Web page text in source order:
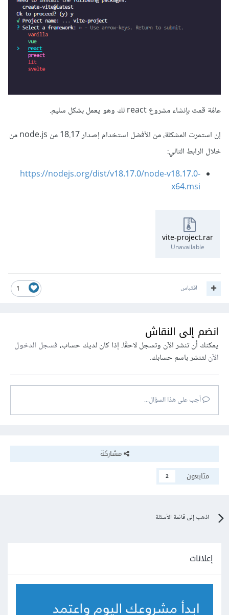
عامًة قمت بإنشاء مشروع react لك وهو يعمل بشكل سليم.
إن استمرت المشكلة، من الأفضل استخدام إصدار 18.17 من node.js من
خلال الرابط التالي:
https://nodejs.org/dist/v18.17.0/node-v18.17.0-
x64.msi
vite-project.rar
Unavailable
1 اقتباس
انضم إلى النقاش
يمكنك أن تنشر الآن وتسجل لاحقًا. إذا كان لديك حساب،فسجل الدخول
الآنلتنشر باسم حسابك.
أجب على هذا السؤال...
مشاركة
متابعون
2
اذهب إلى قائمة الأسئلة
إعلانات